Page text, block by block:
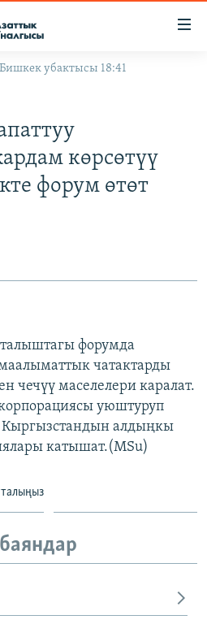
убактысы 18:41
көрсөтүү
форум өтөт
форумда
чатактарды
чечүү маселелери каралат.
уюштуруп
Кыргызстандын алдыңкы
катышат.(MSu)